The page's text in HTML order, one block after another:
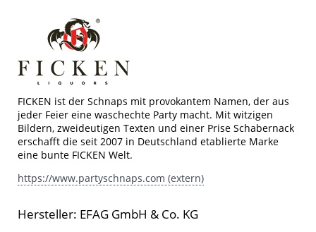
FICKEN ist der Schnaps mit provokantem Namen, der aus
jeder Feier eine waschechte Party macht. Mit witzigen
Bildern, zweideutigen Texten und einer Prise Schabernack
erschafft die seit 2007 in Deutschland etablierte Marke
eine bunte FICKEN Welt.
https://www.partyschnaps.com (extern)
Hersteller: EFAG GmbH & Co. KG